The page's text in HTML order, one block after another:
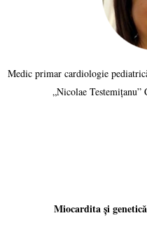
Medic primar cardiologie
„Nicolae
Miocardita și